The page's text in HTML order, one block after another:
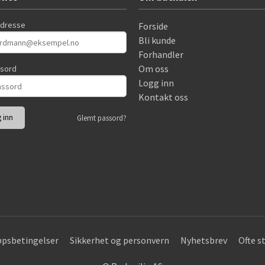
Glemt passord?
Forside
Bli kunde
Forhandler
Om oss
Logg inn
Kontakt oss
Sikkerhet og personvern Nyhetsbrev Ofte